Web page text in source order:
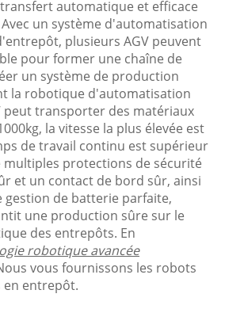
automatique et efficace
un système d'automatisation
plusieurs AGV peuvent
pour former une chaîne de
un système de production
la robotique d'automatisation
peut transporter des matériaux
la vitesse la plus élevée est
de travail continu est supérieur
multiples protections de sécurité
et un contact de bord sûr, ainsi
gestion de batterie parfaite,
une production sûre sur le
des entrepôts. En
robotique avancée
vous fournissons les robots
en entrepôt.